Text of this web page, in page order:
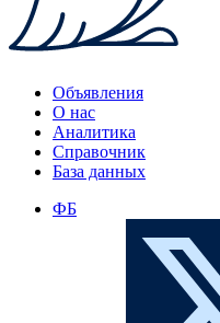
Объявления
О нас
Аналитика
Справочник
База данных
ФБ